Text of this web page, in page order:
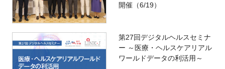
開催（6/19）
第27回デジタルヘルスセミナ
ー ～医療・ヘルスケアリアル
ワールドデータの利活用～